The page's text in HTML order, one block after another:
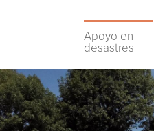
Apoyo en
desastres